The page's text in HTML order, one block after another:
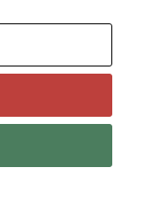
ska
så
under